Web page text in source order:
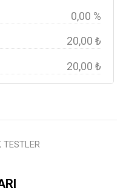
0,00 %
20,00 ₺
20,00 ₺
TESTLER